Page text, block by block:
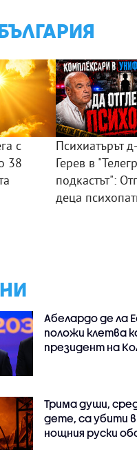
с
38
Психиатърът
Герев в
подкастът":
деца
Абелардо де ла
положи клетва
президент на
Трима души,
дете, са убити в
нощния руски